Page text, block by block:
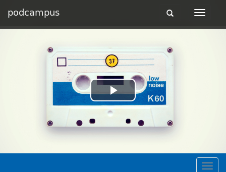
podcampus
Toggle
Toggle
Play
Video